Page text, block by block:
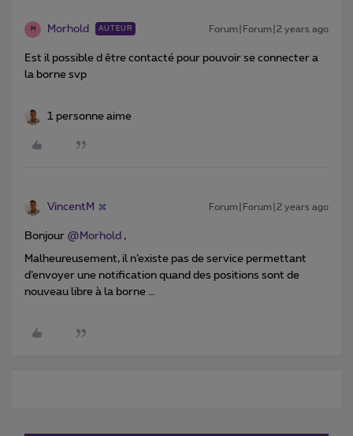
M Morhold AUTEUR Forum|Forum|2 years ago
Est il possible d être contacté pour pouvoir se connecter a
la borne svp
1 personne aime
VincentM Forum|Forum|2 years ago
Bonjour @Morhold ,
Malheureusement, il n’existe pas de service permettant
d’envoyer une notification quand des positions sont de
nouveau libre à la borne …